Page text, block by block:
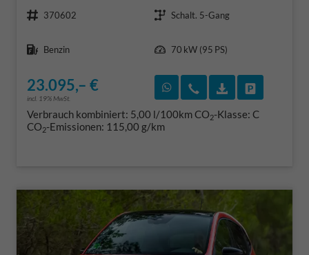
370602
Schalt. 5-Gang
Benzin
70 kW (95 PS)
23.095,– €
incl. 19% MwSt.
Rückruf vereinbaren
Wir rufen Sie an
Verbrauch kombiniert: 5,00 l/100kmCO2-Klasse: C
CO2-Emissionen: 115,00 g/km